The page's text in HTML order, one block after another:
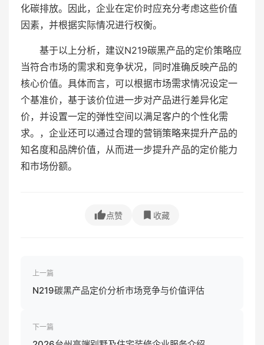
化碳排放。因此，企业在定价时应充分考虑这些价值
因素，并根据实际情况进行权衡。
基于以上分析，建议N219碳黑产品的定价策略应
当符合市场的需求和竞争状况，同时准确反映产品的
核心价值。具体而言，可以根据市场需求情况设定一
个基准价，基于该价位进一步对产品进行差异化定
价，并设置一定的弹性空间以满足客户的个性化需
求。，企业还可以通过合理的营销策略来提升产品的
知名度和品牌价值，从而进一步提升产品的定价能力
和市场份额。
点赞 收藏
上一篇
N219碳黑产品定价分析市场竞争与价值评估
下一篇